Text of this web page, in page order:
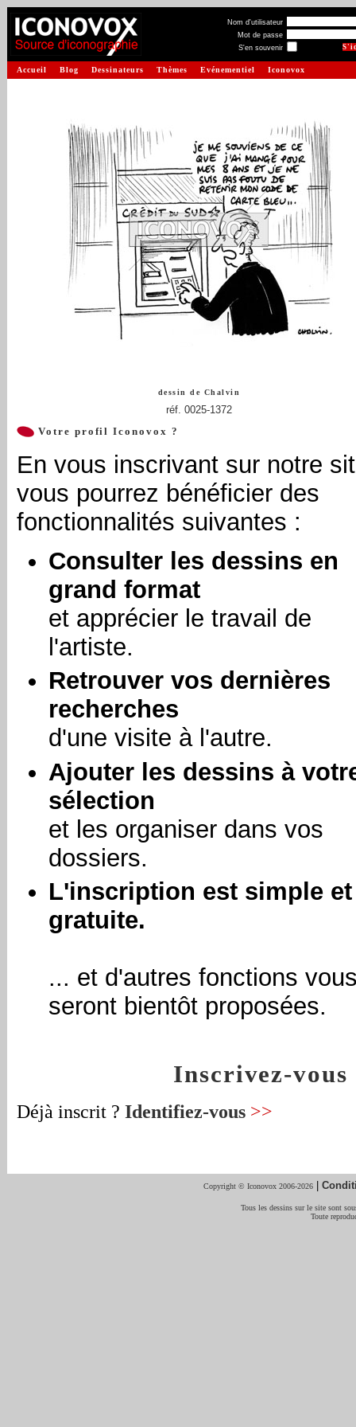
Nom d'utilisateur
Mot de passe
S'en souvenir
Accueil Blog Dessinateurs Thèmes Evénementiel Iconovox
dessin de Chalvin
réf. 0025-1372
Votre profil Iconovox ?
En vous inscrivant sur notre
vous pourrez bénéficier des
fonctionnalités suivantes :
Consulter les dessins en
grand format
et apprécier le travail de
l'artiste.
Retrouver vos dernières
recherches
d'une visite à l'autre.
Ajouter les dessins à
sélection
et les organiser dans vos
dossiers.
L'inscription est simple et
gratuite.
... et d'autres fonctions
seront bientôt proposées.
Inscrivez-vous
Déjà inscrit ? Identifiez-vous >>
Copyright © Iconovox 2006-2026 |
Tous les dessins sur le site sont
Toute